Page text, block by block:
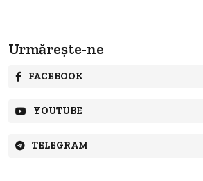
Urmărește-ne
FACEBOOK
YOUTUBE
TELEGRAM